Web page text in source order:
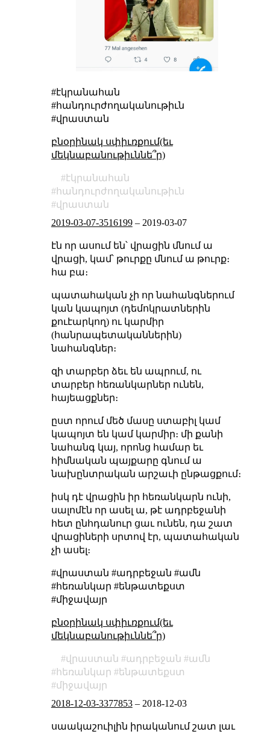
#էկրանահան
#հանդուրժողականութիւն
#վրաստան
բնօրինակ սփիւռքում(եւ
մեկնաբանութիւննե՞ր)
էկրանահան
հանդուրժողականութիւն
վրաստան
2019-03-07-3516199– 2019-03-07
էն որ ասում են՝ վրացին մնում ա
վրացի, կամ՝ թուրքը մնում ա թուրք։
հա բա։
պատահական չի որ նահանգներում
կան կապոյտ (դեմոկրատներին
քուէարկող) ու կարմիր
(հանրապետականներին)
նահանգներ։
զի տարբեր ձեւ են ապրում, ու
տարբեր հեռանկարներ ունեն,
հայեացքներ։
ըստ որում մեծ մասը ստաբիլ կամ
կապոյտ են կամ կարմիր։ մի քանի
նահանգ կայ, որոնց համար եւ
հիմնական պայքարը գնում ա
նախընտրական արշաւի ընթացքում։
իսկ դէ վրացին իր հեռանկարն ունի,
սալոմէն որ ասել ա, թէ ադրբեջանի
հետ ընհդանուր ցաւ ունեն, դա շատ
վրացիների սրտով էր, պատահական
չի ասել։
#վրաստան #ադրբեջան #ամն
#հեռանկար #ենթատեքստ
#միջավայր
բնօրինակ սփիւռքում(եւ
մեկնաբանութիւննե՞ր)
վրաստան ադրբեջան
ամն
հեռանկար
ենթատեքստ
միջավայր
2018-12-03-3377853– 2018-12-03
սաակաշուիլին իրականում շատ լաւ